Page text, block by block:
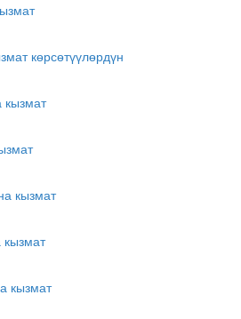
көрсөтүүлөрдүн
кызмат
кызмат